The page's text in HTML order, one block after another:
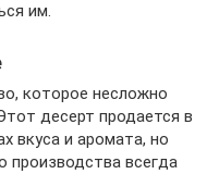
им.
которое несложно
десерт продается в
вкуса и аромата, но
производства всегда